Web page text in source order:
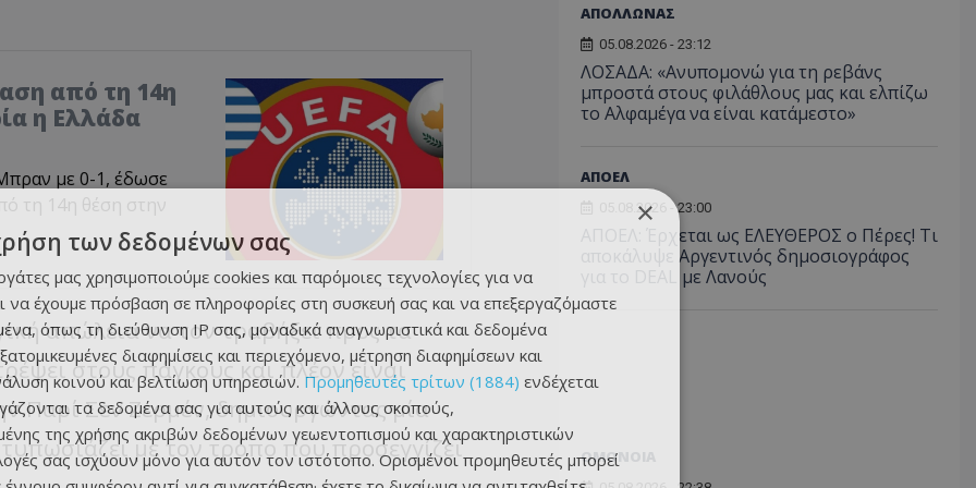
από τη 14η
η Ελλάδα
με 0-1, έδωσε
τη 14η θέση στην
απώλεια να τον τραβήξει προς τα
στους πάγκους και πλέον είναι
Παρί Σεν Ζερμέν, δημιουργώντας μία
με τον τρόπο που προσεγγίζει
ΑΠΟΛΛΩΝΑΣ
05.08.2026 - 23:12
ΛΟΣΑΔΑ: «Ανυπομονώ για τη ρεβάνς
μπροστά στους φιλάθλους μας και ελπίζω
το Αλφαμέγα να είναι κατάμεστο»
ΑΠΟΕΛ
05.08.2026 - 23:00
ΑΠΟΕΛ: Έρχεται ως ΕΛΕΥΘΕΡΟΣ ο Πέρες! Τι
αποκάλυψε Αργεντινός δημοσιογράφος
για το DEAL με Λανούς
ΟΜΟΝΟΙΑ
×
των δεδομένων σας
μας χρησιμοποιούμε cookies και παρόμοιες τεχνολογίες για να
να έχουμε πρόσβαση σε πληροφορίες στη συσκευή σας και να επεξεργαζόμαστε
όπως τη διεύθυνση IP σας, μοναδικά αναγνωριστικά και δεδομένα
διαφημίσεις και περιεχόμενο, μέτρηση διαφημίσεων και
κοινού και βελτίωση υπηρεσιών. Προμηθευτές τρίτων (1884) ενδέχεται
τα δεδομένα σας για αυτούς και άλλους σκοπούς,
της χρήσης ακριβών δεδομένων γεωεντοπισμού και χαρακτηριστικών
σας ισχύουν μόνο για αυτόν τον ιστότοπο. Ορισμένοι προμηθευτές μπορεί